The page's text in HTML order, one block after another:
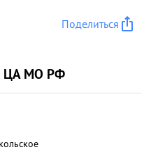
Поделиться
ЦА МО РФ